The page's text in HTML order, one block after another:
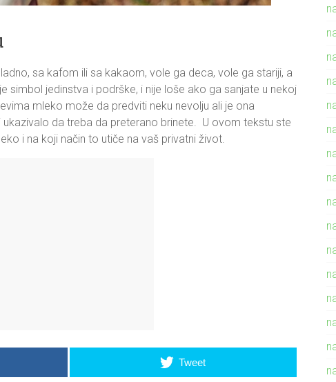
sa kafom ili sa kakaom, vole ga deca, vole ga stariji, a
simbol jedinstva i podrške, i nije loše ako ga sanjate u nekoj
mleko može da predviti neku nevolju ali je ona
da treba da preterano brinete. U ovom tekstu ste
i na koji način to utiče na vaš privatni život.
Tweet